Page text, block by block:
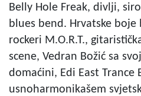
Belly Hole Freak, divlji,
blues bend. Hrvatske
rockeri M.O.R.T.,
scene, Vedran Božić sa
domaćini, Edi East Trance
usnoharmonikašem